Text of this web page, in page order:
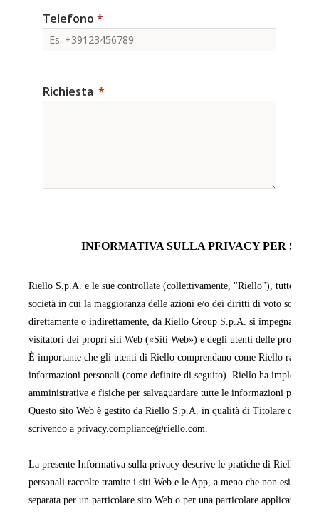
Telefono *
Richiesta
INFORMATIVA SULLA PRIVACY PER SITI
Riello S.p.A. e le sue controllate (collettivamente, "Riello"), tutte
società in cui la maggioranza delle azioni e/o dei diritti di voto sono
direttamente o indirettamente, da Riello Group S.p.A. si impegnano a
visitatori dei propri siti Web («Siti Web») e degli utenti delle proprie
È importante che gli utenti di Riello comprendano come Riello
informazioni personali (come definite di seguito). Riello ha
amministrative e fisiche per salvaguardare tutte le informazioni
Questo sito Web è gestito da Riello S.p.A. in qualità di Titolare del
scrivendo a privacy.compliance@riello.com
La presente Informativa sulla privacy descrive le pratiche di Riello
personali raccolte tramite i siti Web e le App, a meno che non esista
separata per un particolare sito Web o per una particolare applicazione